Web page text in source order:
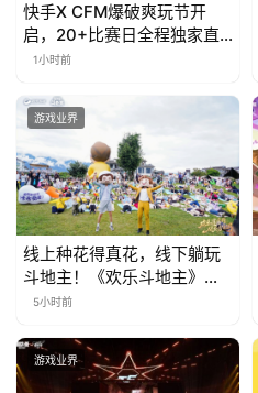
快手X CFM爆破爽玩节开
启，20+比赛日全程独家直
播
1小时前
游戏业界
线上种花得真花，线下躺玩
斗地主！《欢乐斗地主》欢
乐中国行·云南站精彩盘点
5小时前
游戏业界